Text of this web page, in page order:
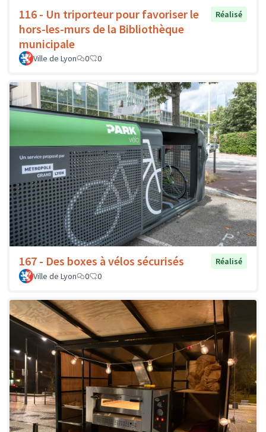
116 - Un triporteur pour favoriser le
hors-les-murs de la Bibliothèque
municipale
Réalisé
Ville de Lyon 0 0
167 - Des boxes à vélos sécurisés
Réalisé
Ville de Lyon
0 0